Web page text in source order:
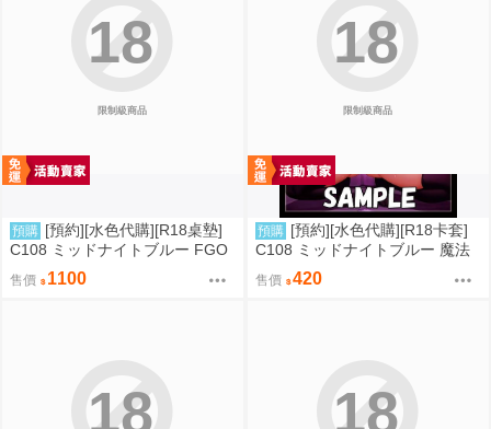
限制級商品
18
預購 [預約][水色代購][R18桌墊]
C108 ミッドナイトブルー FGO
BB 露點ver
售價 1100
限制級商品
18
預購 [預約][水色代購][R18卡套]
C108 ミッドナイトブルー 魔法
少女 美遊 M字腿
售價 420
18 18